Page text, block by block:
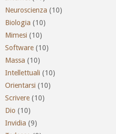
Neuroscienza (10)
Biologia (10)
Mimesi (10)
Software (10)
Massa (10)
Intellettuali (10)
Orientarsi (10)
Scrivere (10)
Dio (10)
Invidia (9)